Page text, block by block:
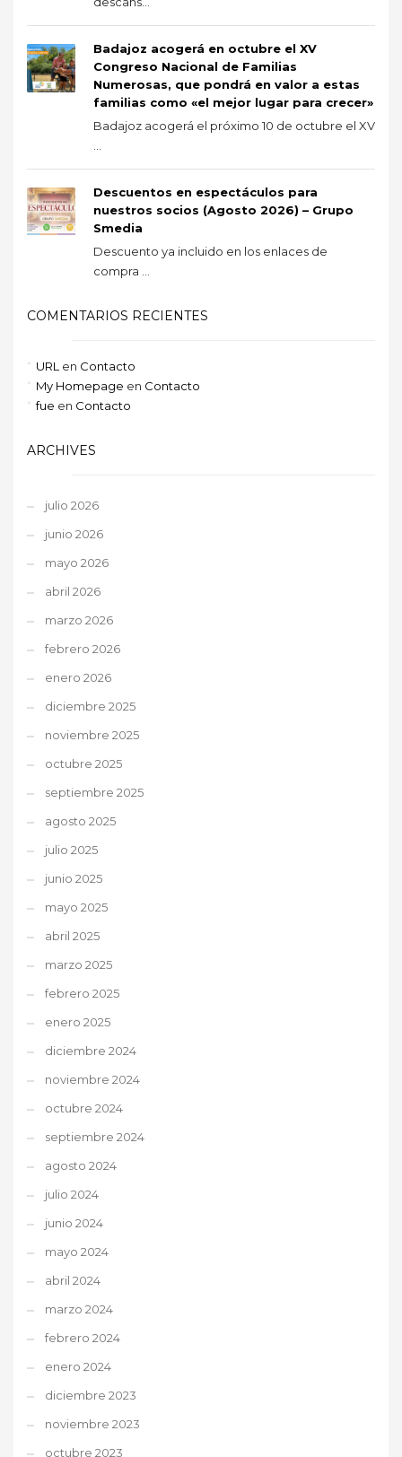
Badajoz acogerá en octubre el XV
Congreso Nacional de Familias
Numerosas, que pondrá en valor a estas
familias como «el mejor lugar para crecer»
Badajoz acogerá el próximo 10 de octubre el XV
Descuentos en espectáculos para
nuestros socios (Agosto 2026) – Grupo
Smedia
Descuento ya incluido en los enlaces de
compra ...
COMENTARIOS RECIENTES
URL en Contacto
My Homepage en Contacto
fue en Contacto
ARCHIVES
julio 2026
junio 2026
mayo 2026
abril 2026
marzo 2026
febrero 2026
enero 2026
diciembre 2025
noviembre 2025
octubre 2025
septiembre 2025
agosto 2025
julio 2025
junio 2025
mayo 2025
abril 2025
marzo 2025
febrero 2025
enero 2025
diciembre 2024
noviembre 2024
octubre 2024
septiembre 2024
agosto 2024
julio 2024
junio 2024
mayo 2024
abril 2024
marzo 2024
febrero 2024
enero 2024
diciembre 2023
noviembre 2023
octubre 2023